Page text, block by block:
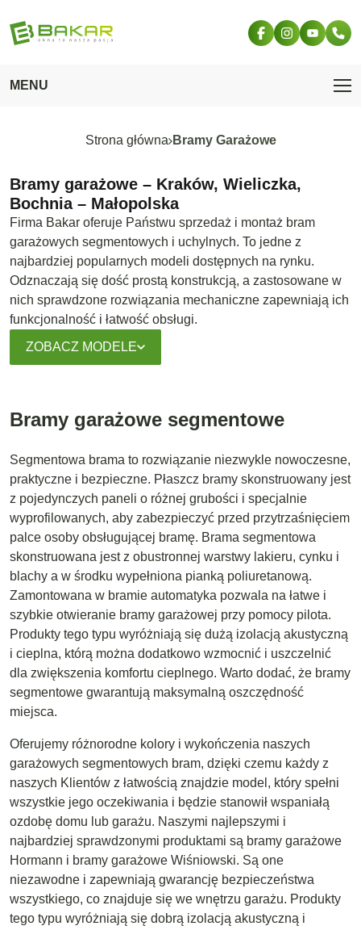
MENU
Strona główna Bramy Garażowe
Bramy garażowe – Kraków, Wieliczka,
Bochnia – Małopolska
Firma Bakar oferuje Państwu sprzedaż i montaż bram
garażowych segmentowych i uchylnych. To jedne z
najbardziej popularnych modeli dostępnych na rynku.
Odznaczają się dość prostą konstrukcją, a zastosowane w
nich sprawdzone rozwiązania mechaniczne zapewniają ich
funkcjonalność i łatwość obsługi.
ZOBACZ MODELE
Bramy garażowe segmentowe
Segmentowa brama to rozwiązanie niezwykle nowoczesne,
praktyczne i bezpieczne. Płaszcz bramy skonstruowany jest
z pojedynczych paneli o różnej grubości i specjalnie
wyprofilowanych, aby zabezpieczyć przed przytrzaśnięciem
palce osoby obsługującej bramę. Brama segmentowa
skonstruowana jest z obustronnej warstwy lakieru, cynku i
blachy a w środku wypełniona pianką poliuretanową.
Zamontowana w bramie automatyka pozwala na łatwe i
szybkie otwieranie bramy garażowej przy pomocy pilota.
Produkty tego typu wyróżniają się dużą izolacją akustyczną
i cieplna, którą można dodatkowo wzmocnić i uszczelnić
dla zwiększenia komfortu cieplnego. Warto dodać, że bramy
segmentowe gwarantują maksymalną oszczędność
miejsca.
Oferujemy różnorodne kolory i wykończenia naszych
garażowych segmentowych bram, dzięki czemu każdy z
naszych Klientów z łatwością znajdzie model, który spełni
wszystkie jego oczekiwania i będzie stanowił wspaniałą
ozdobę domu lub garażu. Naszymi najlepszymi i
najbardziej sprawdzonymi produktami są bramy garażowe
Hormann i bramy garażowe Wiśniowski. Są one
niezawodne i zapewniają gwarancję bezpieczeństwa
wszystkiego, co znajduje się we wnętrzu garażu. Produkty
tego typu wyróżniają się dobrą izolacją akustyczną i